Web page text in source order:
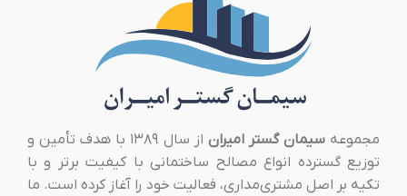
مجموعهسیمان گستر امیران
از سال ۱۳۸۹ با هدف تأمین و
توزیع گسترده انواع مصالح ساختمانی با کیفیت برتر و با
تکیه بر اصل مشتری‌مداری، فعالیت خود را آغاز کرده است. ما